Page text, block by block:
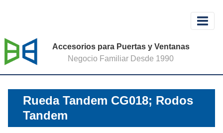
Accesorios para Puertas y Ventanas
Negocio Familiar Desde 1990
Rueda Tandem CG018; Rodos
Tandem